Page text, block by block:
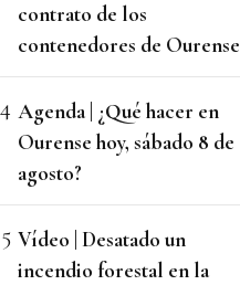
contrato de los
contenedores de Ourense
Agenda | ¿Qué hacer en
Ourense hoy, sábado 8 de
agosto?
Vídeo | Desatado un
incendio forestal en la